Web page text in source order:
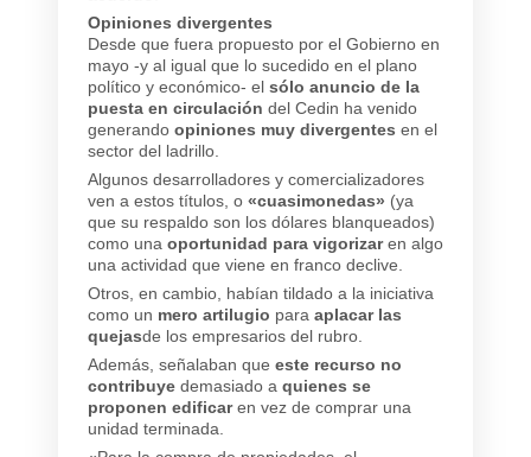
Opiniones divergentes
Desde que fuera propuesto por el Gobierno en
mayo -y al igual que lo sucedido en el plano
político y económico- el sólo anuncio de la
puesta en circulación del Cedin ha venido
generando opiniones muy divergentes en el
sector del ladrillo.
Algunos desarrolladores y comercializadores
ven a estos títulos, o «cuasimonedas» (ya
que su respaldo son los dólares blanqueados)
como una oportunidad para vigorizar en algo
una actividad que viene en franco declive.
Otros, en cambio, habían tildado a la iniciativa
como un mero artilugio para aplacar las
quejasde los empresarios del rubro.
Además, señalaban que este recurso no
contribuye demasiado a quienes se
proponen edificar en vez de comprar una
unidad terminada.